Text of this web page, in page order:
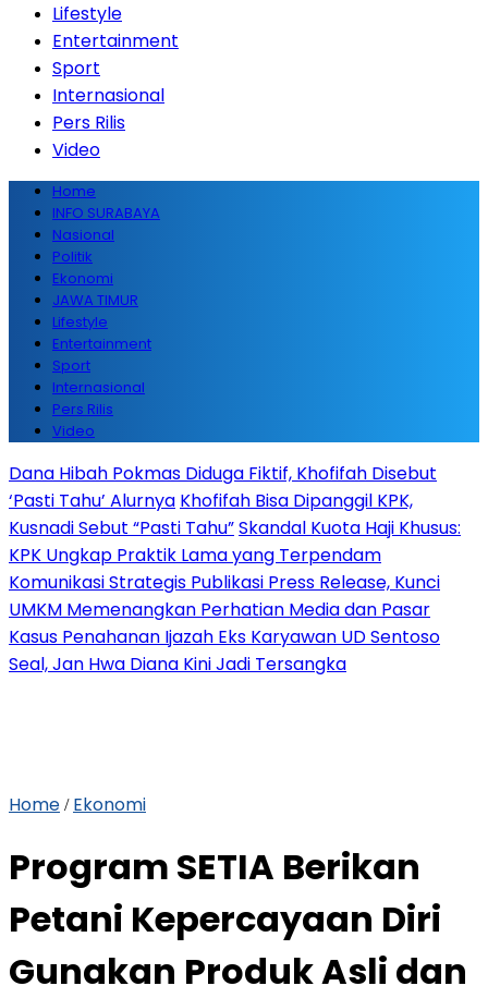
Lifestyle
Entertainment
Sport
Internasional
Pers Rilis
Video
Home
INFO SURABAYA
Nasional
Politik
Ekonomi
JAWA TIMUR
Lifestyle
Entertainment
Sport
Internasional
Pers Rilis
Video
Dana Hibah Pokmas Diduga Fiktif, Khofifah Disebut
‘Pasti Tahu’ Alurnya Khofifah Bisa Dipanggil KPK,
Kusnadi Sebut “Pasti Tahu”Skandal Kuota Haji Khusus:
KPK Ungkap Praktik Lama yang Terpendam
Komunikasi Strategis Publikasi Press Release, Kunci
UMKM Memenangkan Perhatian Media dan Pasar
Kasus Penahanan Ijazah Eks Karyawan UD Sentoso
Seal, Jan Hwa Diana Kini Jadi Tersangka
Home / Ekonomi
Program SETIA Berikan
Petani Kepercayaan Diri
Gunakan Produk Asli dan